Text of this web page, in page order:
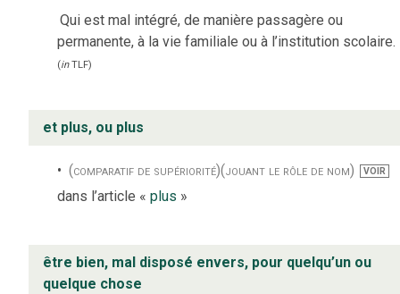
Qui est mal intégré, de manière passagère ou
permanente, à la vie familiale ou à l’institution scolaire.
(inTLF)
et plus, ou plus
(comparatif de supériorité)(jouant le rôle de nom) VOIR
dans l’article « plus »
être bien, mal disposé envers, pour quelqu’un ou
quelque chose